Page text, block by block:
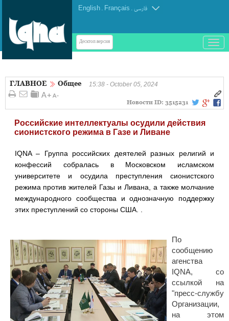
English . Français . فارسی
Десктоп-версия
باز
و
کردن
ГЛАВНОЕ Общее 15:38 - October 05, 2024
Новости ID: 3515231
Российские интеллектуалы осудили действия
сионистского режима в Газе и Ливане
IQNA – Группа российских деятелей разных религий и
конфессий собралась в Московском исламском
университете и осудила преступления сионистского
режима против жителей Газы и Ливана, а также молчание
международного сообщества и однозначную поддержку
этих преступлений со стороны США. .
По
сообщению
агенства
IQNA, со
ссылкой на
"пресс-службу
Организации,
на этом